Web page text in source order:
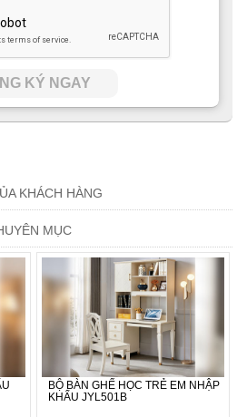
KÝ NGAY
KHÁCH HÀNG
MỤC
BỘ BÀN GHẾ HỌC TRẺ EM NHẬP
KHẨU JYL501B